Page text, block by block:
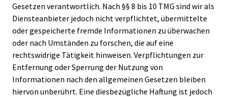
Gesetzen verantwortlich. Nach §§ 8 bis 10 TMG sind wir als
Diensteanbieter jedoch nicht verpflichtet, übermittelte
oder gespeicherte fremde Informationen zu überwachen
oder nach Umständen zu forschen, die auf eine
rechtswidrige Tätigkeit hinweisen. Verpflichtungen zur
Entfernung oder Sperrung der Nutzung von
Informationen nach den allgemeinen Gesetzen bleiben
hiervon unberührt. Eine diesbezügliche Haftung ist jedoch